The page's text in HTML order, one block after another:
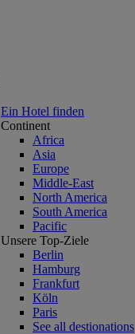
Ein Hotel finden
Continent
Africa
Asia
Europe
Middle-East
North America
South America
Pacific
Unsere Top-Ziele
Berlin
Hamburg
Frankfurt
Köln
Paris
See all destionations